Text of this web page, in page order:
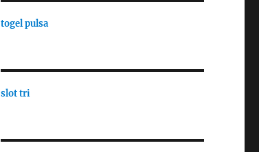
togel pulsa
slot tri